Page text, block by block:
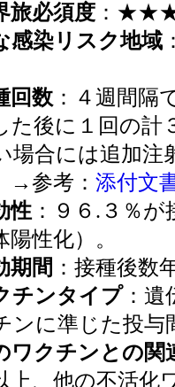
旅必須度 ：
感染リスク地域
回数 ：４週間隔
た後に１回の計
場合には追加注
考： 添付文
性 ：９６.３％
陽性化）。
期間 ：接種後数
チンタイプ：遺
ンに準じた投与
ワクチンとの関
上、他の不活化